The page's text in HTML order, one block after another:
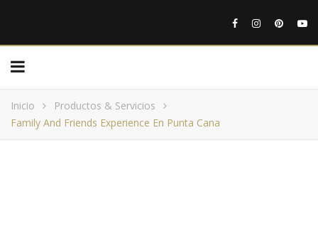
Inicio
Productos & Servicios
Family And Friends Experience En Punta Cana